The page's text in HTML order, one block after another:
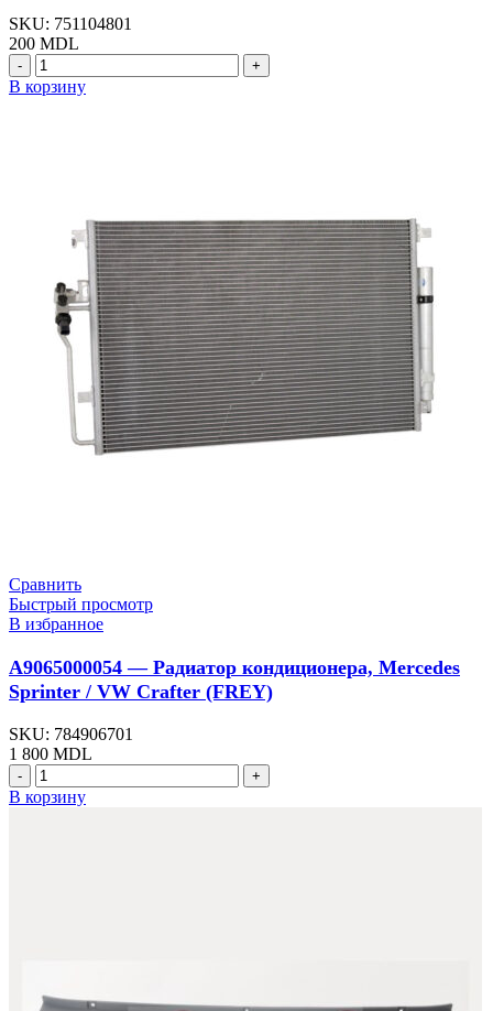
SKU: 751104801
200 MDL
Количество
товара
A9063220444
Crafter
Mercedes
Sprinter
(FREY)
В корзину
Сравнить
Быстрый просмотр
В избранное
A9065000054 — Радиатор кондиционера, Mercedes
Sprinter / VW Crafter (FREY)
SKU: 784906701
1 800 MDL
Количество
товара
A9065000054
(FREY)
В корзину